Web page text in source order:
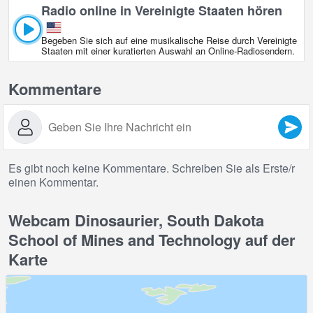
Radio online in Vereinigte Staaten hören
Begeben Sie sich auf eine musikalische Reise durch Vereinigte
Staaten mit einer kuratierten Auswahl an Online‑Radiosendern.
Kommentare
Es gibt noch keine Kommentare. Schreiben Sie als Erste/r
einen Kommentar.
Webcam Dinosaurier, South Dakota
School of Mines and Technology auf der
Karte